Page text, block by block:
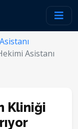
Asistanı
Kliniği